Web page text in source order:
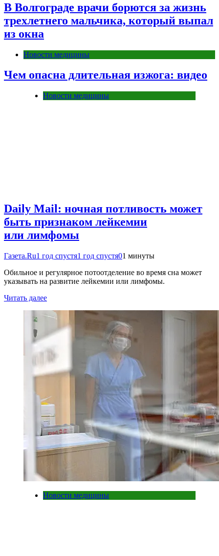
В Волгограде врачи борются за жизнь
трехлетнего мальчика, который выпал
из окна
Новости медицины
Чем опасна длительная изжога: видео
Новости медицины
Daily Mail: ночная потливость может
быть признаком лейкемии
или лимфомы
Газета.Ru1 год спустя1 год спустя01 минуты
Обильное и регулярное потоотделение во время сна может
указывать на развитие лейкемии или лимфомы.
Читать далее
Новости медицины